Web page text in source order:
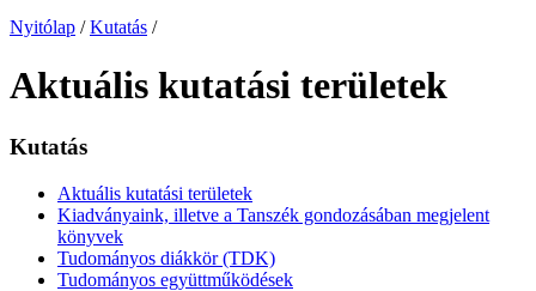
Nyitólap / Kutatás /
Aktuális kutatási területek
Kutatás
Aktuális kutatási területek
Kiadványaink, illetve a Tanszék gondozásában megjelent
könyvek
Tudományos diákkör (TDK)
Tudományos együttműködések